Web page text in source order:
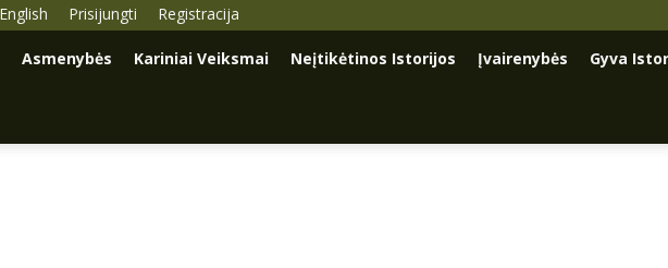
Prisijungti Registracija
Asmenybės Kariniai Veiksmai Neįtikėtinos Istorijos Įvairenybės Gyva